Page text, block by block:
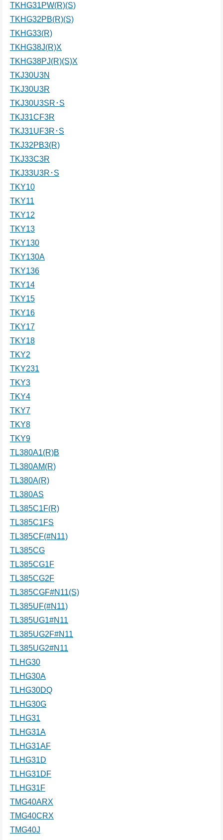
TKHG31PW(R)(S)
TKHG32PB(R)(S)
TKHG33(R)
TKHG38J(R)X
TKHG38PJ(R)(S)X
TKJ30U3N
TKJ30U3R
TKJ30U3SR･S
TKJ31CF3R
TKJ31UF3R･S
TKJ32PB3(R)
TKJ33C3R
TKJ33U3R･S
TKY10
TKY11
TKY12
TKY13
TKY130
TKY130A
TKY136
TKY14
TKY15
TKY16
TKY17
TKY18
TKY2
TKY231
TKY3
TKY4
TKY7
TKY8
TKY9
TL380A1(R)B
TL380AM(R)
TL380A(R)
TL380AS
TL385C1F(R)
TL385C1FS
TL385CF(#N11)
TL385CG
TL385CG1F
TL385CG2F
TL385CGF#N11(S)
TL385UF(#N11)
TL385UG1#N11
TL385UG2F#N11
TL385UG2#N11
TLHG30
TLHG30A
TLHG30DQ
TLHG30G
TLHG31
TLHG31A
TLHG31AF
TLHG31D
TLHG31DF
TLHG31F
TMG40ARX
TMG40CRX
TMG40J